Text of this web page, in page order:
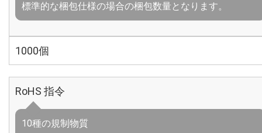
標準的な梱包仕様の場合の梱包数量となります。
1000個
RoHS 指令
10種の規制物質